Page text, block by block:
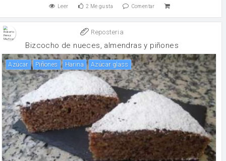
Leer 2 Me gusta Comentar
Reposteria
Bizcocho de nueces, almendras y piñones
Azúcar Piñones harina Azúcar glass